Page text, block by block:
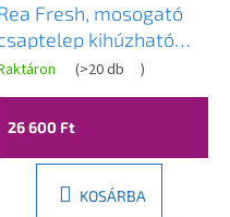
Fresh, mosogató
kihúzható
fekete matt,
B9147
értékelése
(>20 db )
26 600 Ft
KOSÁRBA